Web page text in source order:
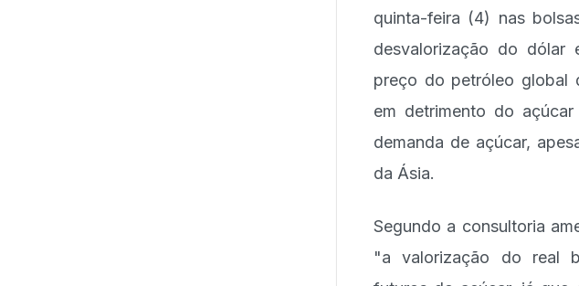
quinta-feira (4) nas
desvalorização do dólar
preço do petróleo global
em detrimento do
demanda de açúcar,
da Ásia.
Segundo a consultoria
"a valorização do real